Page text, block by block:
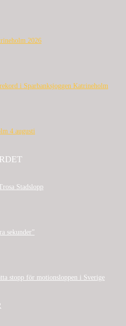
2026
i Sparbanksjoggen Katrineholm
4 augusti
Stadslopp
sekunder”
stopp för motionsloppen i Sverige